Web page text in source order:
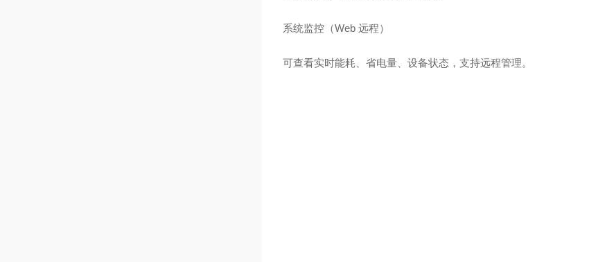
系统监控（Web 远程）
可查看实时能耗、省电量、设备状态，支持远程管理。